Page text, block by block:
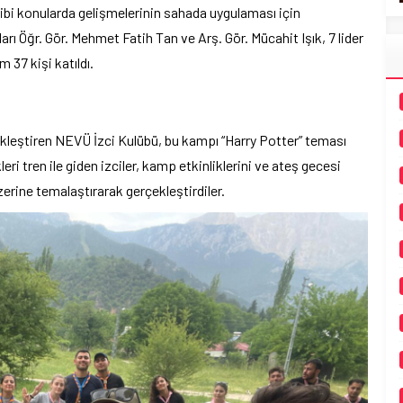
konularda gelişmelerinin sahada uygulaması için
Öğr. Gör. Mehmet Fatih Tan ve Arş. Gör. Mücahit Işık, 7 lider
37 kişi katıldı.
NEVÜ İzci Kulübü, bu kampı “Harry Potter” teması
tren ile giden izciler, kamp etkinliklerini ve ateş gecesi
temalaştırarak gerçekleştirdiler.